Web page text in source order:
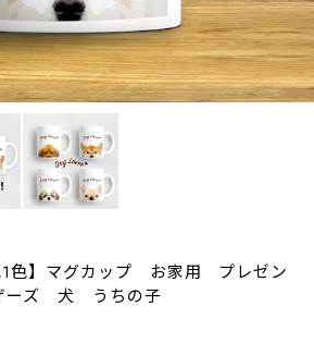
1色】マグカップ お家用 プレゼン
ーズ 犬 うちの子